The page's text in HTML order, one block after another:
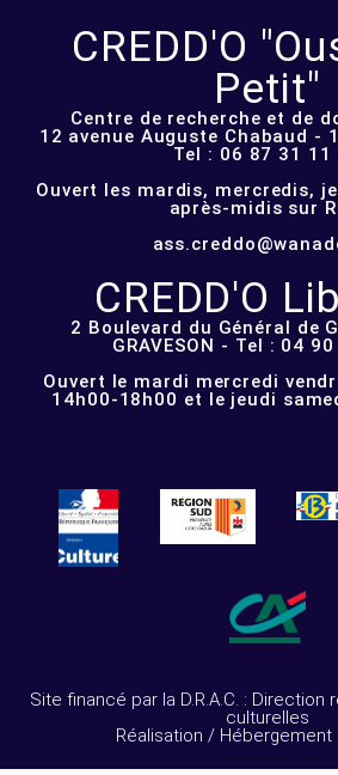
CREDD'O
Petit"
Centre de recherche et de
12 avenue Auguste Chabaud -
Tel : 06 87 31 11
Ouvert les mardis, mercredis,
après-midis sur
CREDD'O
2 Boulevard du Général de
GRAVESON - Tel : 04
Ouvert le mardi mercredi
14h00-18h00 et le jeudi
Site financé par la D.R.A.C. :
culturelles
Réalisation / Hébergement